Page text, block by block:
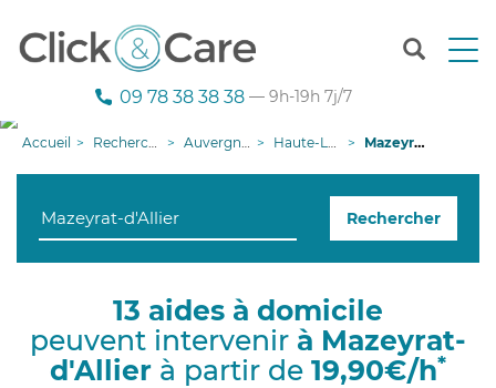
T
n
g
i
09 78 38 38 38 — 9h-19h 7j/7
Accueil Recherche aide à domicile Auvergne-Rhône-Alpes Haute-Loire Mazeyrat-d'Allier
Rechercher
13 aides à domicile
peuvent intervenir à Mazeyrat-
d'Allier à partir de 19,90€/h*